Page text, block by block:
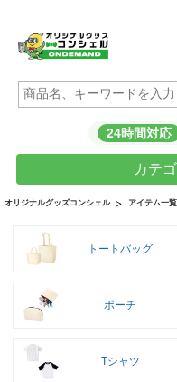
24時間対応
カテ
オリジナルグッズコンシェル アイテム一覧
トートバッグ
ポーチ
Tシャツ